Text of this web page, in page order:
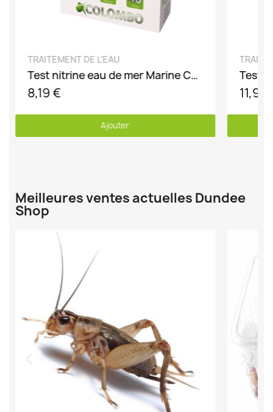
DÉCOUVRIR
TRAITEMENT DE L'EAU
Test nitrine eau de mer Marine Colombo
8,19 €
Ajouter
11,99
Meilleures ventes actuelles Dundee
Shop